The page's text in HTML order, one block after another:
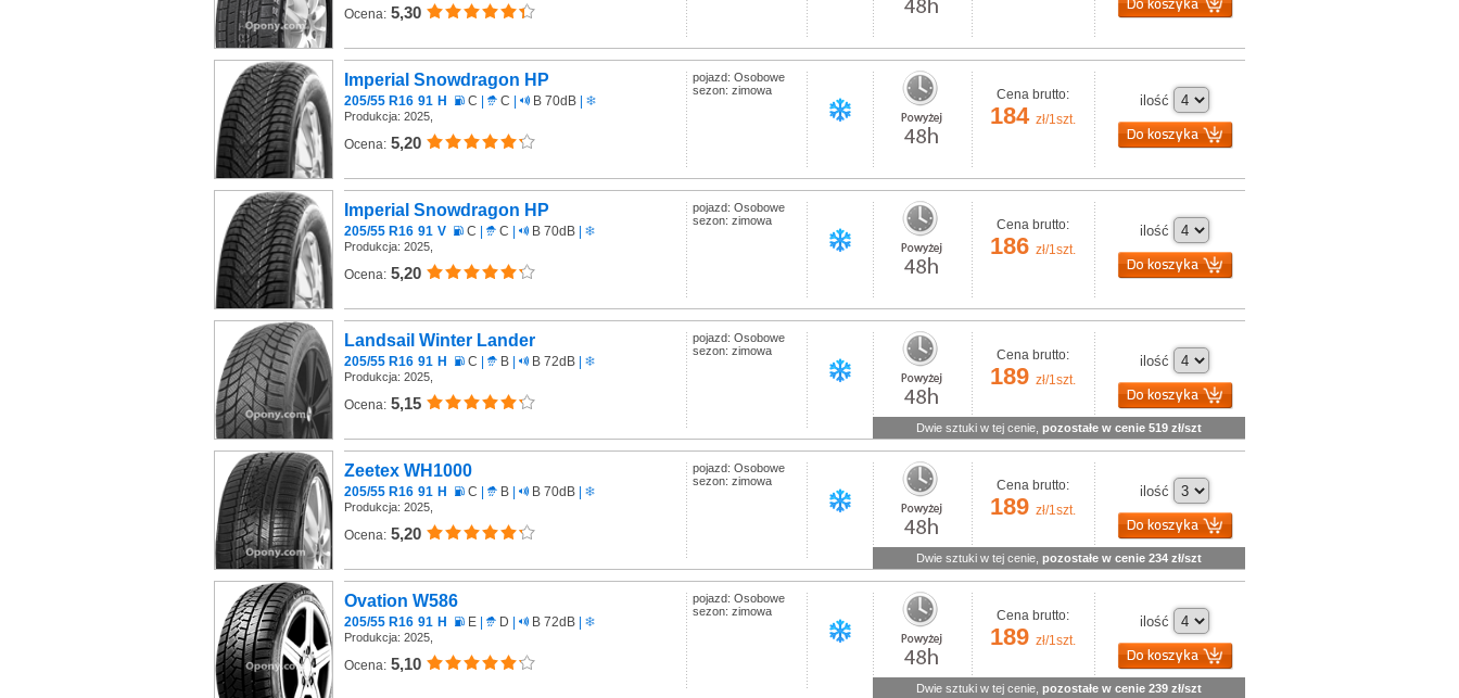
Ocena: 5,30
Imperial Snowdragon HP
205/55 R16 91 H C C B 70dB
Produkcja: 2025,
Ocena: 5,20
pojazd: Osobowe
sezon: zimowa
Cena brutto:
184 zł/1szt.
ilość
Imperial Snowdragon HP
205/55 R16 91 V C C B 70dB
Produkcja: 2025,
Ocena: 5,20
pojazd: Osobowe
sezon: zimowa
Cena brutto:
186 zł/1szt.
ilość
Landsail Winter Lander
205/55 R16 91 H C B B 72dB
Produkcja: 2025,
Ocena: 5,15
pojazd: Osobowe
sezon: zimowa
Cena brutto:
189 zł/1szt.
ilość
Dwie sztuki w tej cenie, pozostałe w cenie 519 zł/szt
Zeetex WH1000
205/55 R16 91 H C B B 70dB
Produkcja: 2025,
Ocena: 5,20
pojazd: Osobowe
sezon: zimowa
Cena brutto:
189 zł/1szt.
ilość
Dwie sztuki w tej cenie, pozostałe w cenie 234 zł/szt
Ovation W586
205/55 R16 91 H E D B 72dB
Produkcja: 2025,
Ocena: 5,10
pojazd: Osobowe
sezon: zimowa
Cena brutto:
189 zł/1szt.
ilość
Dwie sztuki w tej cenie, pozostałe w cenie 239 zł/szt